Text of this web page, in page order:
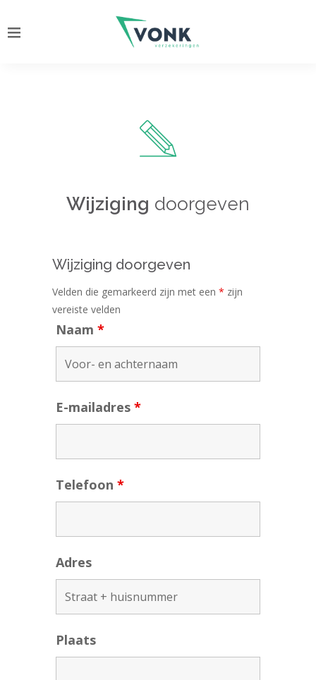
Wijziging doorgeven
Wijziging doorgeven
Velden die gemarkeerd zijn met een * zijn
vereiste velden
Naam *
E-mailadres *
Telefoon *
Adres
Plaats